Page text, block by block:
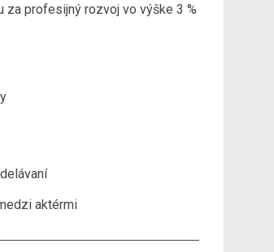
za profesijný rozvoj vo výške 3 %
aktérmi